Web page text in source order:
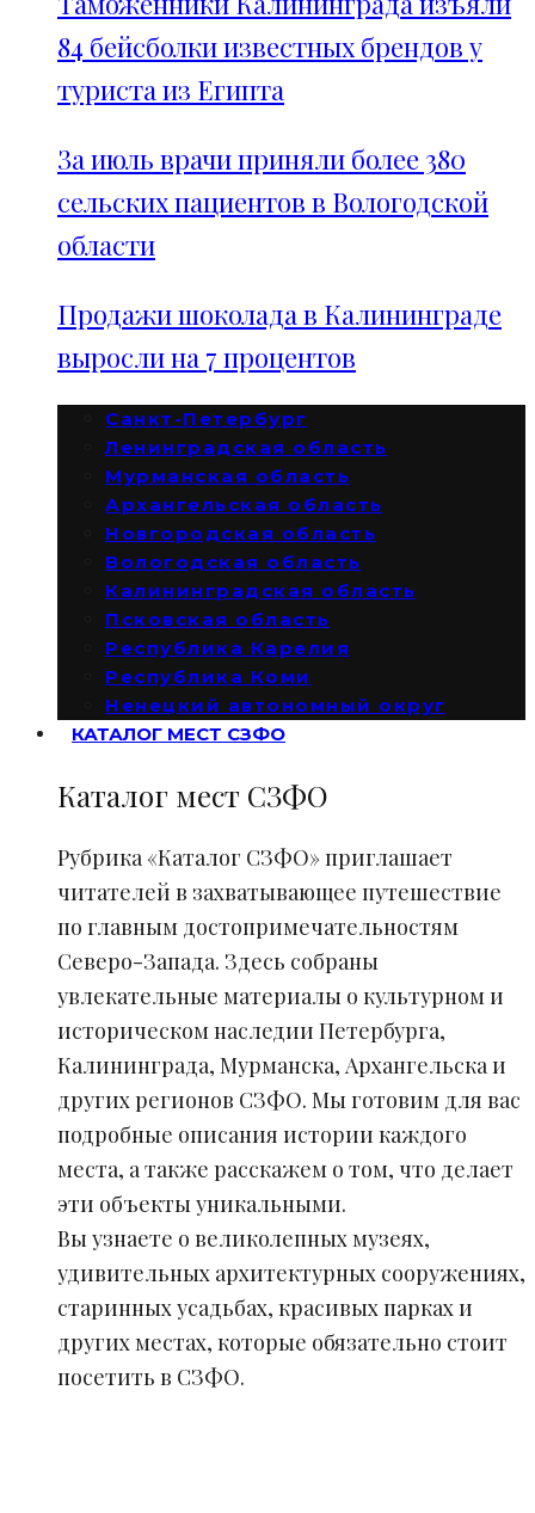
84 бейсболки известных брендов у
туриста из Египта
За июль врачи приняли более 380
сельских пациентов в Вологодской
области
Продажи шоколада в Калининграде
выросли на 7 процентов
Санкт-Петербург
Ленинградская область
Мурманская область
Архангельская область
Новгородская область
Вологодская область
Калининградская область
Псковская область
Республика Карелия
Республика Коми
Ненецкий автономный округ
КАТАЛОГ МЕСТ СЗФО
Каталог мест СЗФО
Рубрика «Каталог СЗФО» приглашает
читателей в захватывающее путешествие
по главным достопримечательностям
Северо-Запада. Здесь собраны
увлекательные материалы о культурном и
историческом наследии Петербурга,
Калининграда, Мурманска, Архангельска и
других регионов СЗФО. Мы готовим для вас
подробные описания истории каждого
места, а также расскажем о том, что делает
эти объекты уникальными.
Вы узнаете о великолепных музеях,
удивительных архитектурных сооружениях,
старинных усадьбах, красивых парках и
других местах, которые обязательно стоит
посетить в СЗФО.